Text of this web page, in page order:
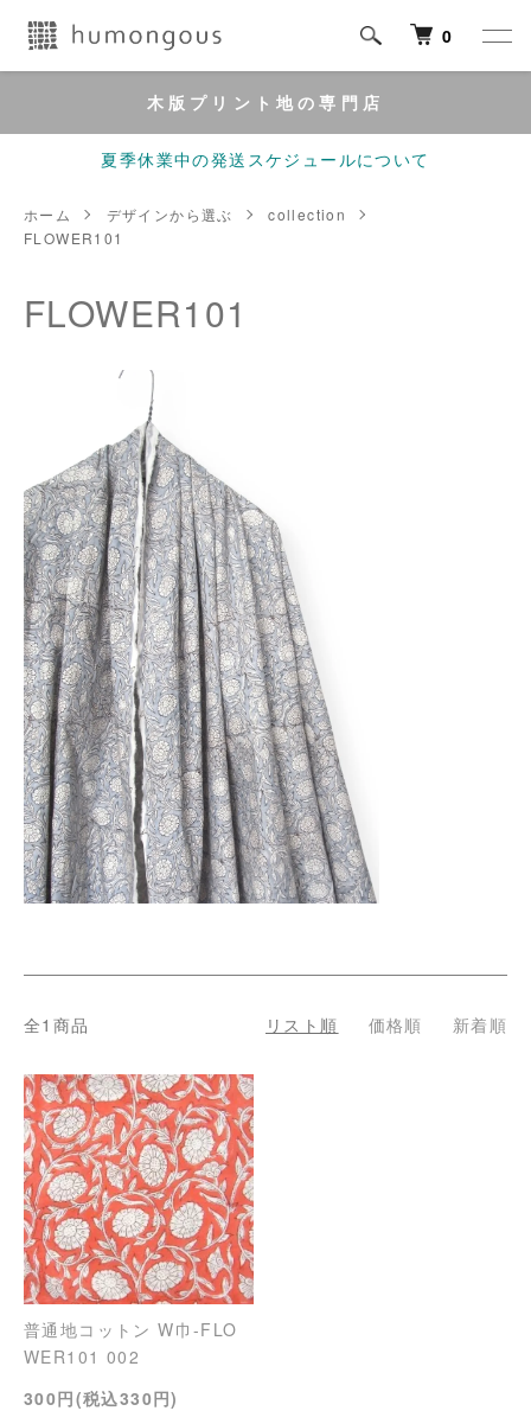
0
木版プリント地の専門店
夏季休業中の発送スケジュールについて
ホーム デザインから選ぶ
collection
FLOWER101
FLOWER101
全1商品 リスト順 価格順 新着順
普通地コットン W巾-FLO
WER101 002
300円(税込330円)